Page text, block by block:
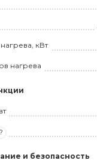
кВт
нагрева
и безопасность